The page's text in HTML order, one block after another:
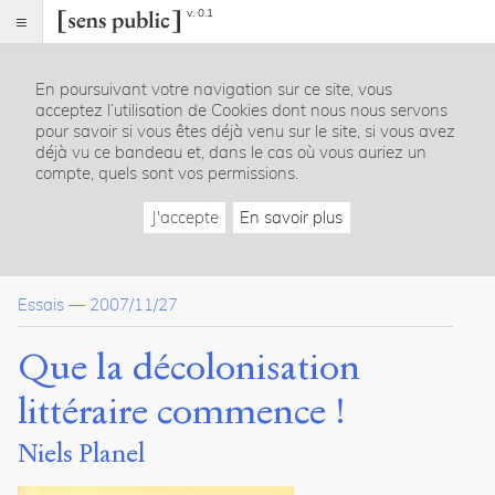
v. 0.1
Index
Article
Table
des
Pour une littérature-monde
Une littérature pour tout ce que nous avons en partage
Un combat politique vers la décolonisation littéraire ?
Quelques critiques
L’an I de la littérature-monde en français ?
Notes
Citer /
En poursuivant votre navigation sur ce site, vous
acceptez l’utilisation de Cookies dont nous nous servons
pour savoir si vous êtes déjà venu sur le site, si vous avez
déjà vu ce bandeau et, dans le cas où vous auriez un
compte, quels sont vos permissions.
J'accepte En savoir plus
Essais — 2007/11/27
Que la décolonisation
littéraire commence !
Niels Planel